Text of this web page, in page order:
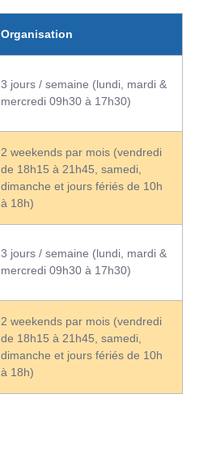
Organisation
3 jours / semaine (lundi, mardi &
mercredi 09h30 à 17h30)
2 weekends par mois (vendredi
de 18h15 à 21h45, samedi,
dimanche et jours fériés de 10h
à 18h)
3 jours / semaine (lundi, mardi &
mercredi 09h30 à 17h30)
2 weekends par mois (vendredi
de 18h15 à 21h45, samedi,
dimanche et jours fériés de 10h
à 18h)